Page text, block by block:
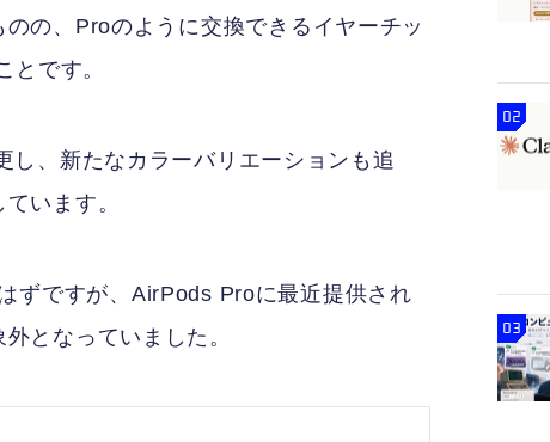
の、Proのように交換できるイヤーチッ
です。
、新たなカラーバリエーションも追
います。
ずですが、AirPods Proに最近提供され
となっていました。